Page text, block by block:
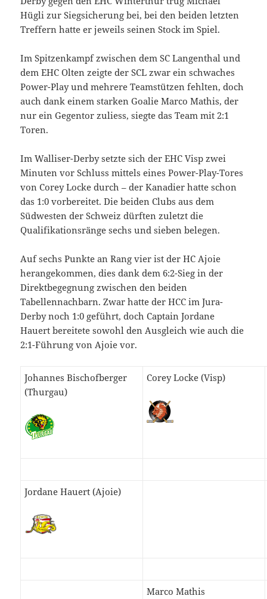
Hügli zur Siegsicherung bei, bei den beiden letzten
Treffern hatte er jeweils seinen Stock im Spiel.
Im Spitzenkampf zwischen dem SC Langenthal und
dem EHC Olten zeigte der SCL zwar ein schwaches
Power-Play und mehrere Teamstützen fehlten, doch
auch dank einem starken Goalie Marco Mathis, der
nur ein Gegentor zuliess, siegte das Team mit 2:1
Toren.
Im Walliser-Derby setzte sich der EHC Visp zwei
Minuten vor Schluss mittels eines Power-Play-Tores
von Corey Locke durch – der Kanadier hatte schon
das 1:0 vorbereitet. Die beiden Clubs aus dem
Südwesten der Schweiz dürften zuletzt die
Qualifikationsränge sechs und sieben belegen.
Auf sechs Punkte an Rang vier ist der HC Ajoie
herangekommen, dies dank dem 6:2-Sieg in der
Direktbegegnung zwischen den beiden
Tabellennachbarn. Zwar hatte der HCC im Jura-
Derby noch 1:0 geführt, doch Captain Jordane
Hauert bereitete sowohl den Ausgleich wie auch die
2:1-Führung von Ajoie vor.
Johannes Bischofberger
(Thurgau)
Corey Locke (Visp)
Jordane Hauert (Ajoie)
Marco Mathis